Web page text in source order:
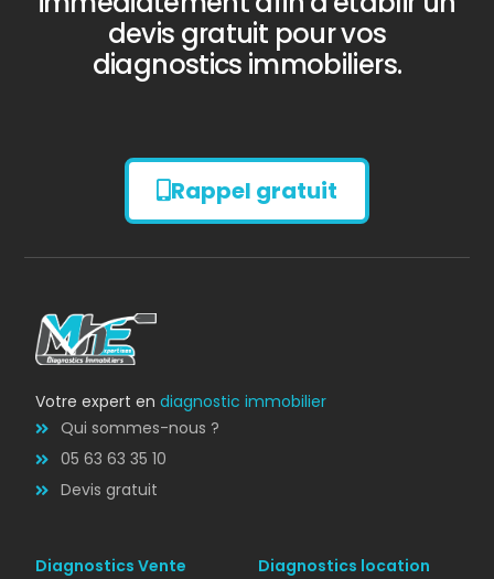
Diagnostic
AMIANTE
devis gratuit pour vos
diagnostics immobiliers.
Rappel gratuit
Votre expert endiagnostic immobilier
Qui sommes-nous ?
05 63 63 35 10
Devis gratuit
Diagnostics Vente
Diagnostics location